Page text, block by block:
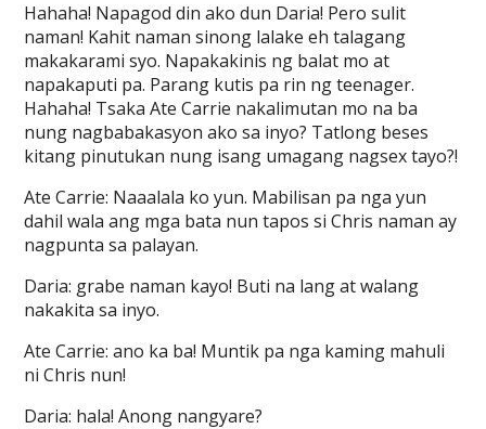
Hahaha! Napagod din ako dun Daria! Pero sulit
naman! Kahit naman sinong lalake eh talagang
makakarami syo. Napakakinis ng balat mo at
napakaputi pa. Parang kutis pa rin ng teenager.
Hahaha! Tsaka Ate Carrie nakalimutan mo na ba
nung nagbabakasyon ako sa inyo? Tatlong beses
kitang pinutukan nung isang umagang nagsex tayo?!
Ate Carrie: Naaalala ko yun. Mabilisan pa nga yun
dahil wala ang mga bata nun tapos si Chris naman ay
nagpunta sa palayan.
Daria: grabe naman kayo! Buti na lang at walang
nakakita sa inyo.
Ate Carrie: ano ka ba! Muntik pa nga kaming mahuli
ni Chris nun!
Daria: hala! Anong nangyare?